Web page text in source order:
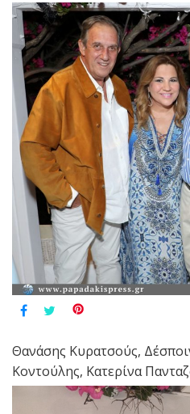
Θανάσης Κυρατσούς,
Κοντούλης, Κατερίνα